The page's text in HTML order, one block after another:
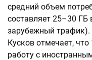
средний объем
составляет 25–30 ГБ
зарубежный трафик).
Кусков отмечает,
работу с